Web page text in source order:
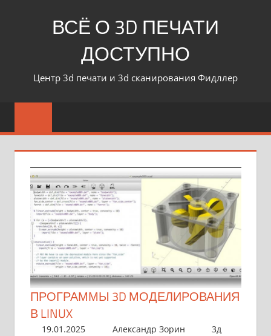
ВСЁ О 3D ПЕЧАТИ
ДОСТУПНО
Центр 3d печати и 3d сканирования Фидллер
ПРОГРАММЫ 3D МОДЕЛИРОВАНИЯ
В LINUX
19.01.2025 Александр Зорин
3д